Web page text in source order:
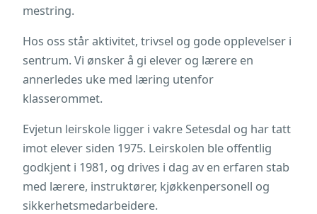
mestring.
Hos oss står aktivitet, trivsel og gode opplevelser i
sentrum. Vi ønsker å gi elever og lærere en
annerledes uke med læring utenfor
klasserommet.
Evjetun leirskole ligger i vakre Setesdal og har tatt
imot elever siden 1975. Leirskolen ble offentlig
godkjent i 1981, og drives i dag av en erfaren stab
med lærere, instruktører, kjøkkenpersonell og
sikkerhetsmedarbeidere.